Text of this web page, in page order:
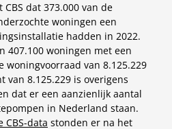
dat 373.000 van de
woningen een
hadden in 2022.
407.100 woningen met een
van 8.125.229
van 8.125.229 is overigens
dat er een aanzienlijk aantal
in Nederland staan.
CBS-data stonden er na het